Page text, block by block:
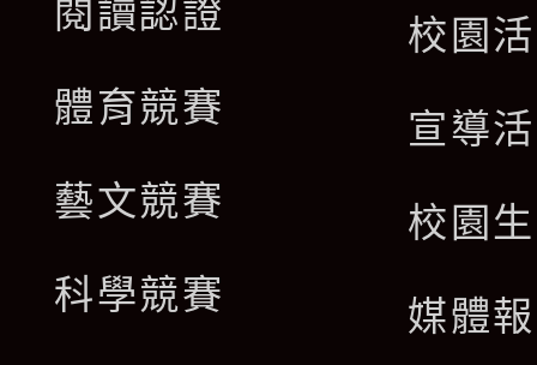
閱讀認證
體育競賽
藝文競賽
科學競賽
校園
宣導
校園
媒體